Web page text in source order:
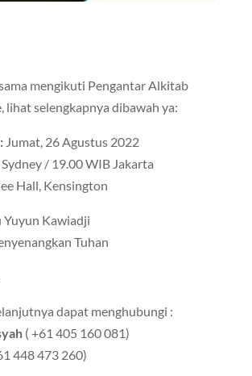
mengikuti Pengantar Alkitab
lihat selengkapnya dibawah ya:
Jumat, 26 Agustus 2022
/ 19.00 WIB Jakarta
Hall, Kensington
Kawiadji
Tuhan
dapat menghubungi :
( +61 405 160 081)
448 473 260)